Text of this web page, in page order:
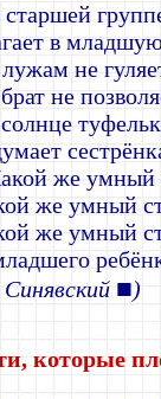
в
не
не
же умный
же умный
же умный
■)
которые